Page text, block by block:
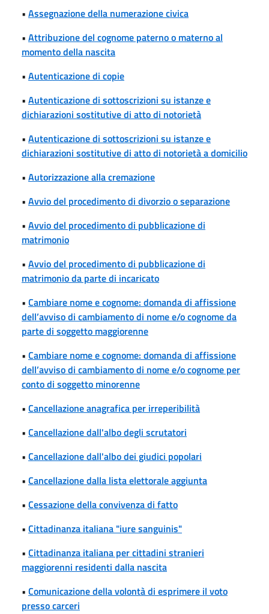
• Assegnazione della numerazione civica
• Attribuzione del cognome paterno o materno al
momento della nascita
• Autenticazione di copie
• Autenticazione di sottoscrizioni su istanze e
dichiarazioni sostitutive di atto di notorietà
• Autenticazione di sottoscrizioni su istanze e
dichiarazioni sostitutive di atto di notorietà a domicilio
• Autorizzazione alla cremazione
• Avvio del procedimento di divorzio o separazione
• Avvio del procedimento di pubblicazione di
matrimonio
• Avvio del procedimento di pubblicazione di
matrimonio da parte di incaricato
• Cambiare nome e cognome: domanda di affissione
dell’avviso di cambiamento di nome e/o cognome da
parte di soggetto maggiorenne
• Cambiare nome e cognome: domanda di affissione
dell’avviso di cambiamento di nome e/o cognome per
conto di soggetto minorenne
• Cancellazione anagrafica per irreperibilità
• Cancellazione dall'albo degli scrutatori
• Cancellazione dall'albo dei giudici popolari
• Cancellazione dalla lista elettorale aggiunta
• Cessazione della convivenza di fatto
• Cittadinanza italiana "iure sanguinis"
• Cittadinanza italiana per cittadini stranieri
maggiorenni residenti dalla nascita
• Comunicazione della volontà di esprimere il voto
presso carceri